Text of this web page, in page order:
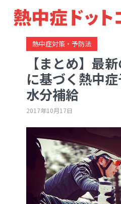
熱中症対策・予防法
【まとめ】最
に基づく熱中
水分補給
2017年10月17日